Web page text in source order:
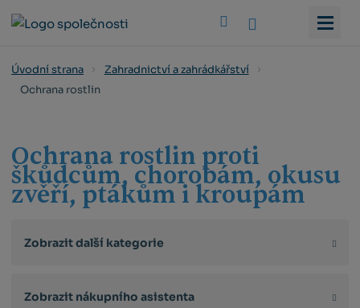
Úvodní strana
Zahradnictví a zahrádkářství
Ochrana rostlin
Ochrana rostlin proti
škůdcům, chorobám, okusu
zvěří, ptákům i kroupám
Zobrazit další kategorie
Zobrazit nákupního asistenta